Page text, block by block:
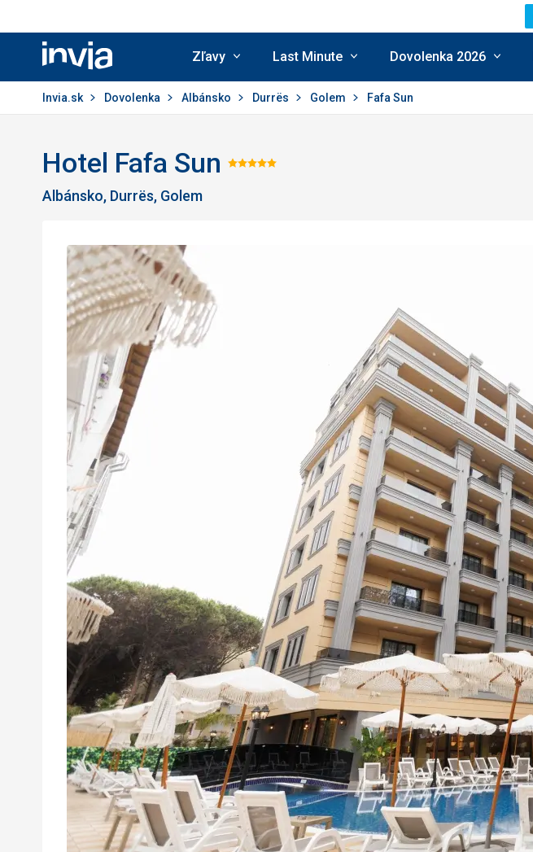
Invia.sk
Zľavy Last Minute Dovolenka 2026
Invia.sk Dovolenka Albánsko Durrës Golem Fafa Sun
Hotel Fafa Sun Hodnotenie:
Albánsko, Durrës, Golem